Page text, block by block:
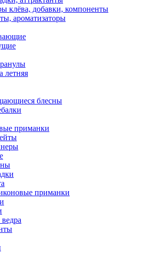
клёва, добавки, компоненты
ароматизаторы
летняя
блесны
приманки
приманки